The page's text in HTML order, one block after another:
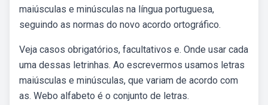
maiúsculas e minúsculas na língua portuguesa,
seguindo as normas do novo acordo ortográfico.
Veja casos obrigatórios, facultativos e. Onde usar cada
uma dessas letrinhas. Ao escrevermos usamos letras
maiúsculas e minúsculas, que variam de acordo com
as. Webo alfabeto é o conjunto de letras.